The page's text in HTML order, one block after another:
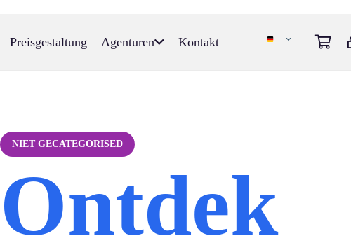
Preisgestaltung Agenturen Kontakt
NIET GECATEGORISED
Ontdek